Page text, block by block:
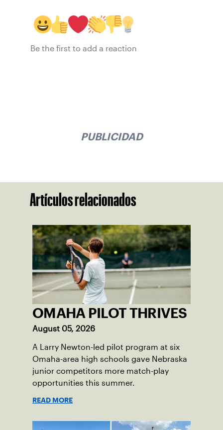
Be the first to add a reaction
PUBLICIDAD
Artículos relacionados
OMAHA PILOT THRIVES
August 05, 2026
A Larry Newton-led pilot program at six
Omaha-area high schools gave Nebraska
junior competitors more match-play
opportunities this summer.
READ MORE